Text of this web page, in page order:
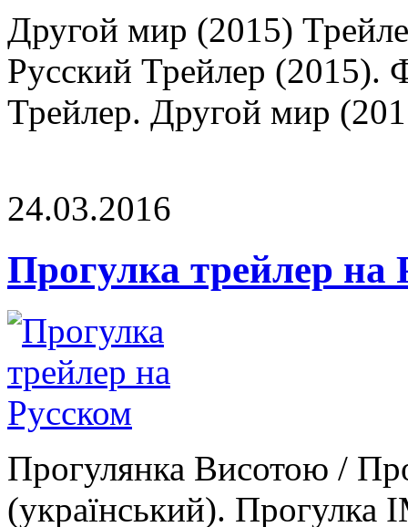
Другой мир (2015)
Русский Трейлер (2015).
Трейлер. Другой мир
24.03.2016
Прогулка трейлер на
Прогулянка Висотою /
(український). Прогулка